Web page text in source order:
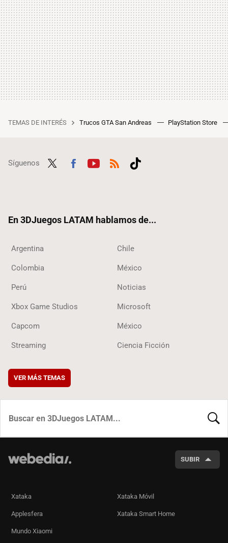
TEMAS DE INTERÉS Trucos GTA San Andreas PlayStation Store
Síguenos
En 3DJuegos LATAM hablamos de...
Argentina Chile
Colombia México
Perú Noticias
Xbox Game Studios Microsoft
Capcom México
Streaming Ciencia Ficción
VER MÁS TEMAS
SUBIR
Xataka Xataka Móvil
Applesfera Xataka Smart Home
Mundo Xiaomi